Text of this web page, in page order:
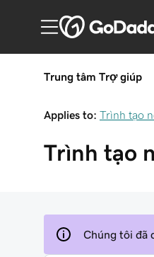
Trung tâm Trợ giúp
Applies to: Trình tạo
Trình tạo
Chúng tôi đã